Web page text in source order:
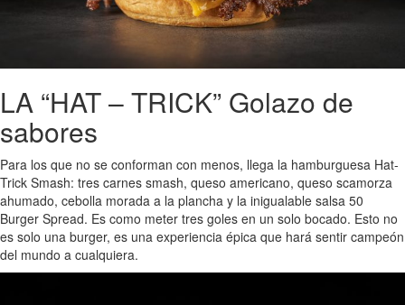
LA “HAT – TRICK” Golazo de
sabores
Para los que no se conforman con menos, llega la hamburguesa Hat-
Trick Smash: tres carnes smash, queso americano, queso scamorza
ahumado, cebolla morada a la plancha y la inigualable salsa 50
Burger Spread. Es como meter tres goles en un solo bocado. Esto no
es solo una burger, es una experiencia épica que hará sentir campeón
del mundo a cualquiera.